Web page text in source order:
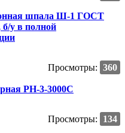
шпала Ш-1 ГОСТ
б/у в полной
Просмотры: 360
РН-3-3000С
Просмотры:
134